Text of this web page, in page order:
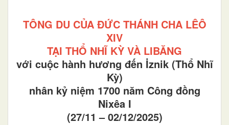
TÔNG DU CỦA ĐỨC THÁNH CHA LÊÔ
XIV
TẠI THỔ NHĨ KỲ VÀ LIBĂNG
với cuộc hành hương đến İznik (Thổ Nhĩ
Kỳ)
nhân kỷ niệm 1700 năm Công đồng
Nixêa I
(27/11 – 02/12/2025)